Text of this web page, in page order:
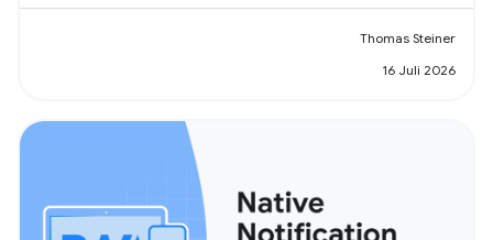
Thomas Steiner
16 Juli 2026